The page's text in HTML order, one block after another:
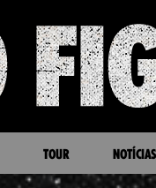
TOUR NOTÍCIAS